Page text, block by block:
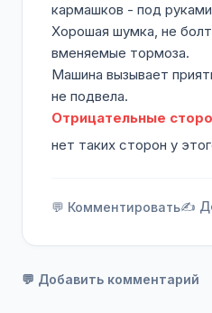
кармашков - под
Хорошая шумка, не
вменяемые тормоза.
Машина вызывает
не подвела.
Отрицательные
нет таких сторон у
💬 Комментировать✍️
💬 Добавить комментарий